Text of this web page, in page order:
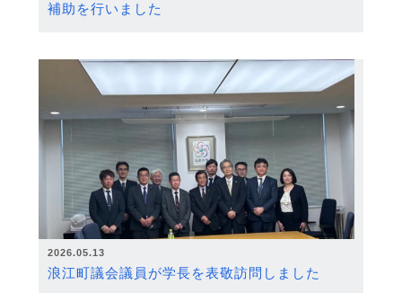
補助を行いました
2026.05.13
浪江町議会議員が学長を表敬訪問しました